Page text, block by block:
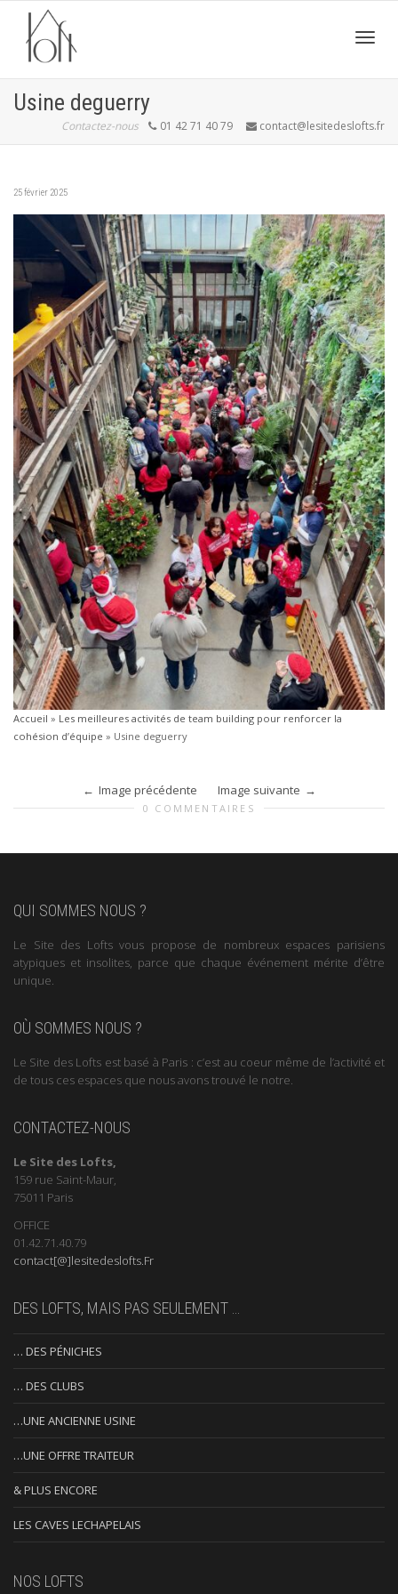
Usine deguerry
Contactez-nous 01 42 71 40 79 contact@lesitedeslofts.fr
25 février 2025
Accueil » Les meilleures activités de team building pour renforcer la
cohésion d’équipe » Usine deguerry
Image précédente Image suivante
0 COMMENTAIRES
QUI SOMMES NOUS ?
Le Site des Lofts vous propose de nombreux espaces parisiens
atypiques et insolites, parce que chaque événement mérite d’être
unique.
OÙ SOMMES NOUS ?
Le Site des Lofts est basé à Paris : c’est au coeur même de l’activité et
de tous ces espaces que nous avons trouvé le notre.
CONTACTEZ-NOUS
Le Site des Lofts,
159 rue Saint-Maur,
75011 Paris
OFFICE
01.42.71.40.79
contact[@]lesitedeslofts.Fr
DES LOFTS, MAIS PAS SEULEMENT …
… DES PÉNICHES
… DES CLUBS
…UNE ANCIENNE USINE
…UNE OFFRE TRAITEUR
& PLUS ENCORE
LES CAVES LECHAPELAIS
NOS LOFTS